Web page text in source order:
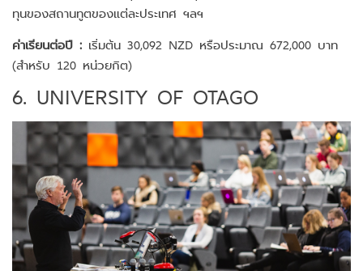
ทุนของสถานทูตของแต่ละประเทศ ฯลฯ
ค่าเรียนต่อปี : เริ่มต้น 30,092 NZD หรือประมาณ 672,000 บาท
(สำหรับ 120 หน่วยกิต)
6. UNIVERSITY OF OTAGO